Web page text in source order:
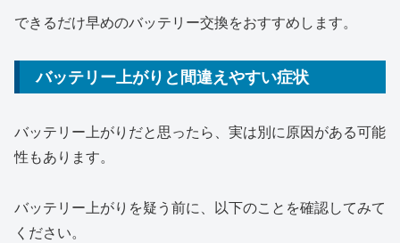
できるだけ早めのバッテリー交換をおすすめします。
バッテリー上がりと間違えやすい症状
バッテリー上がりだと思ったら、実は別に原因がある可能
性もあります。
バッテリー上がりを疑う前に、以下のことを確認してみて
ください。